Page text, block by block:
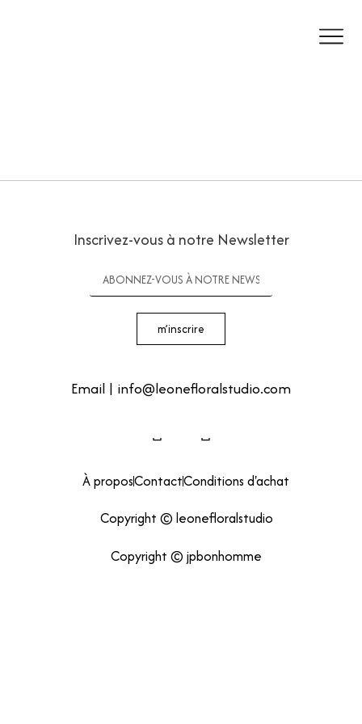
Inscrivez-vous à notre Newsletter
m’inscrire
Email | info@leonefloralstudio.com
À proposContactConditions d'achat
Copyright © leonefloralstudio
Copyright © jpbonhomme